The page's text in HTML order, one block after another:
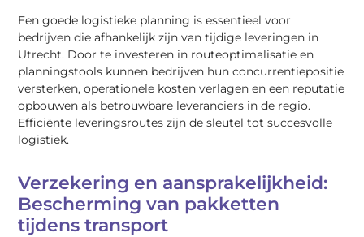
Een goede logistieke planning is essentieel voor
bedrijven die afhankelijk zijn van tijdige leveringen in
Utrecht. Door te investeren in routeoptimalisatie en
planningstools kunnen bedrijven hun concurrentiepositie
versterken, operationele kosten verlagen en een reputatie
opbouwen als betrouwbare leveranciers in de regio.
Efficiënte leveringsroutes zijn de sleutel tot succesvolle
logistiek.
Verzekering en aansprakelijkheid:
Bescherming van pakketten
tijdens transport